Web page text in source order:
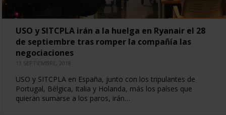
USO y SITCPLA irán a la huelga en Ryanair el 28
de septiembre tras romper la compañía las
negociaciones
13 SEPTIEMBRE, 2018
USO y SITCPLA en España, junto con los tripulantes de
Portugal, Bélgica, Italia y Holanda, más los países que
quieran sumarse a los paros, irán…